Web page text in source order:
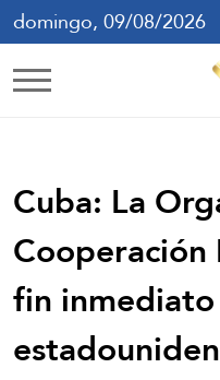
domingo, 09/08/2026
Cuba: La
fin